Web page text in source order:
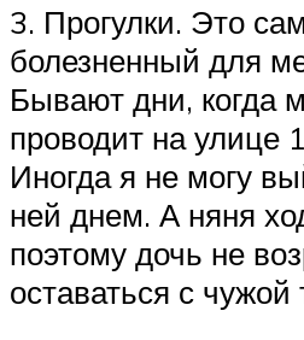
3. Прогулки. Это
болезненный для
Бывают дни, когда
проводит на улице
Иногда я не могу
ней днем. А няня
поэтому дочь не
оставаться с чужой